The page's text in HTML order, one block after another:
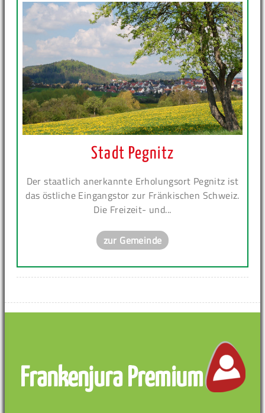
Stadt Pegnitz
Der staatlich anerkannte Erholungsort Pegnitz ist
das östliche Eingangstor zur Fränkischen Schweiz.
Die Freizeit- und...
zur Gemeinde
Frankenjura Premium